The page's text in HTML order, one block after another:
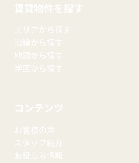
賃貸物件を探す
エリアから探す
沿線から探す
地図から探す
学区から探す
コンテンツ
お客様の声
スタッフ紹介
お役立ち情報